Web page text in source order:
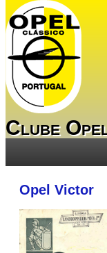
Clube
Opel Victor